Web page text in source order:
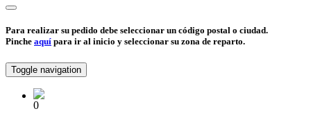
Para realizar su pedido debe seleccionar un código postal o ciudad.
Pinche aquí para ir al inicio y seleccionar su zona de reparto.
Toggle navigation
0